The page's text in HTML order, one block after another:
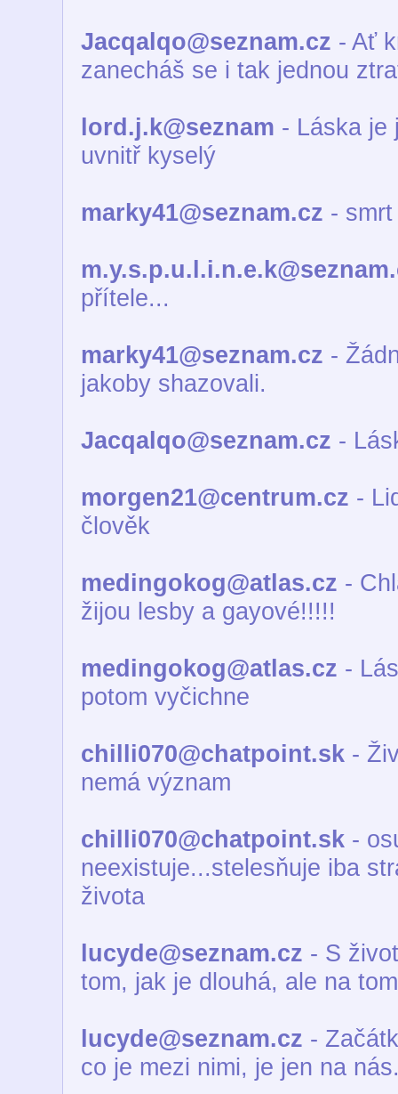
Jacqalqo@seznam.cz - Ať
zanecháš se i tak jednou
lord.j.k@seznam - Láska je
uvnitř kyselý
marky41@seznam.cz -
přítele...
marky41@seznam.cz -
jakoby shazovali.
Jacqalqo@seznam.cz -
morgen21@centrum.cz -
člověk
medingokog@atlas.cz -
žijou lesby a gayové!!!!!
medingokog@atlas.cz -
potom vyčichne
chilli070@chatpoint.sk-
nemá význam
chilli070@chatpoint.sk-
neexistuje...stelesňuje iba
života
lucyde@seznam.cz - S
tom, jak je dlouhá, ale na
lucyde@seznam.cz -
co je mezi nimi, je jen na